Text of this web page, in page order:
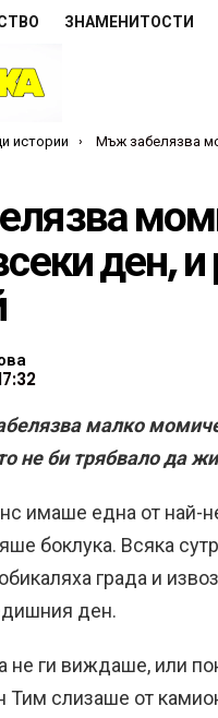
ЗНАМЕНИТОСТИ
истории Мъж забелязва момиче на прозореца,
ден,
малко
не би трябвало да
имаше една от най-
боклука. Всяка
града и
ден.
не ги виждаше, или
Тим слизаше от